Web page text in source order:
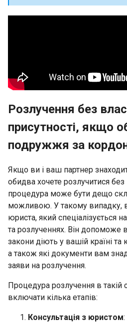
Розлучення без
присутності, якщо
подружжя за
Якщо ви і ваш партнер
обидва хочете розлучитися без
процедура може бути дещо
можливою. У такому випадку,
юриста, який спеціалізується
та розлученнях. Він допоможе
закони діють у вашій країні та
а також які документи вам
заяви на розлучення.
Процедура розлучення в такій
включати кілька етапів:
Консультація з юристом